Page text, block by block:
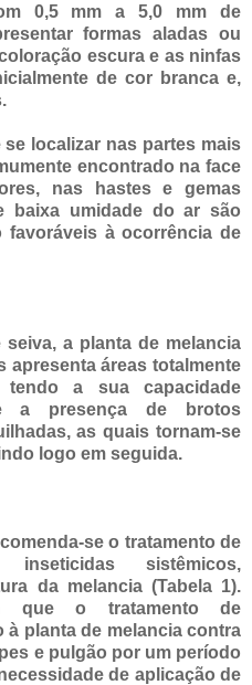
0,5 mm a 5,0 mm de
formas aladas ou
escura e as ninfas
de cor branca e,
localizar nas partes mais
encontrado na face
nas hastes e gemas
baixa umidade do ar são
favoráveis à ocorrência de
a planta de melancia
apresenta áreas totalmente
tendo a sua capacidade
a presença de brotos
as quais tornam-se
logo em seguida.
se o tratamento de
sistêmicos,
da melancia (Tabela 1).
que o tratamento de
planta de melancia contra
e pulgão por um período
de aplicação de